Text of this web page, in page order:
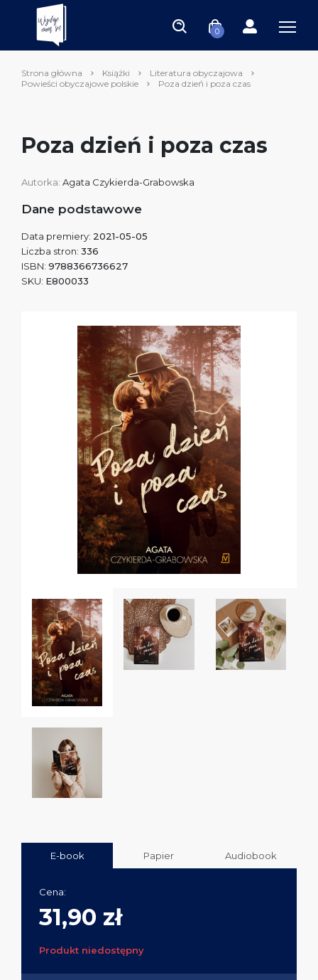
0
Strona główna Książki
Literatura obyczajowa
Powieści obyczajowe polskie
Poza dzień i poza czas
Poza dzień i poza czas
Autorka: Agata Czykierda-Grabowska
Dane podstawowe
Data premiery: 2021-05-05
Liczba stron: 336
ISBN: 9788366736627
SKU: E800033
E-book Papier Audiobook
Cena:
31,90 zł
Produkt niedostępny